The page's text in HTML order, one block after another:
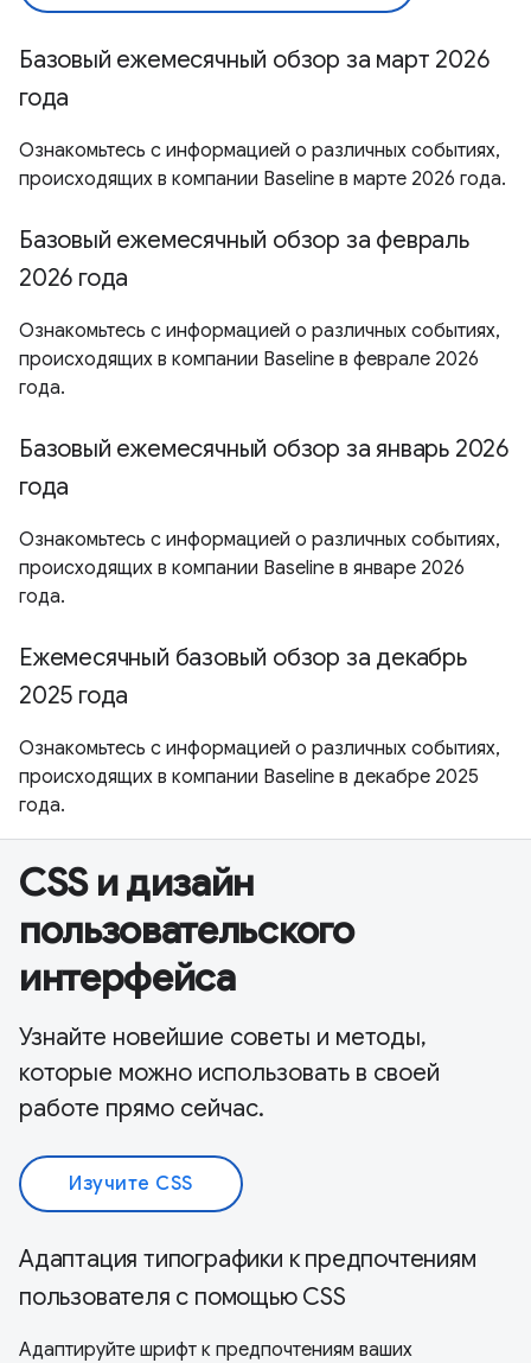
Базовый ежемесячный обзор за март 2026
года
Ознакомьтесь с информацией о различных событиях,
происходящих в компании Baseline в марте 2026 года.
Базовый ежемесячный обзор за февраль
2026 года
Ознакомьтесь с информацией о различных событиях,
происходящих в компании Baseline в феврале 2026
года.
Базовый ежемесячный обзор за январь 2026
года
Ознакомьтесь с информацией о различных событиях,
происходящих в компании Baseline в январе 2026
года.
Ежемесячный базовый обзор за декабрь
2025 года
Ознакомьтесь с информацией о различных событиях,
происходящих в компании Baseline в декабре 2025
года.
CSS и дизайн
пользовательского
интерфейса
Узнайте новейшие советы и методы,
которые можно использовать в своей
работе прямо сейчас.
Изучите CSS
Адаптация типографики к предпочтениям
пользователя с помощью CSS
Адаптируйте шрифт к предпочтениям ваших